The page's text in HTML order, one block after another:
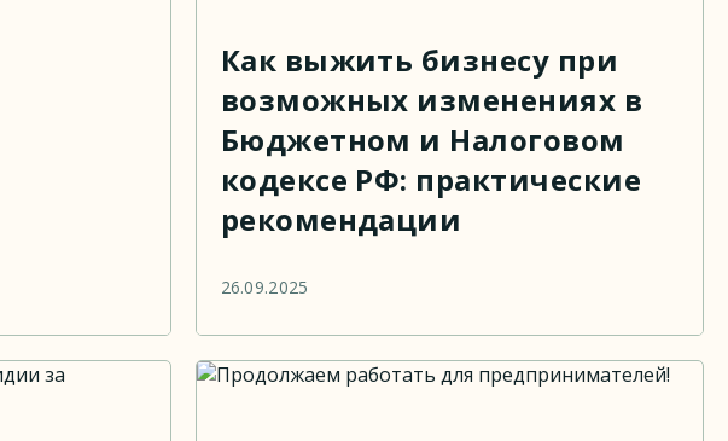
Как выжить бизнесу при
возможных изменениях в
Бюджетном и Налоговом
кодексе РФ: практические
рекомендации
26.09.2025